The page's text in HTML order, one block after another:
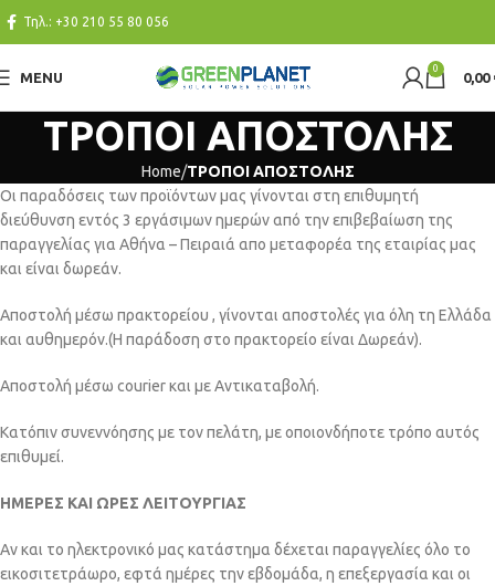
Τηλ.: +30 210 55 80 056
MENU
0
0,00
ΤΡΟΠΟΙ ΑΠΟΣΤΟΛΗΣ
Home ΤΡΟΠΟΙ ΑΠΟΣΤΟΛΗΣ
Οι παραδόσεις των προϊόντων μας γίνονται στη επιθυμητή
διεύθυνση εντός 3 εργάσιμων ημερών από την επιβεβαίωση της
παραγγελίας για Αθήνα – Πειραιά απο μεταφορέα της εταιρίας μας
και είναι δωρεάν.
Αποστολή μέσω πρακτορείου , γίνονται αποστολές για όλη τη Ελλάδα
και αυθημερόν.(Η παράδοση στο πρακτορείο είναι Δωρεάν).
Αποστολή μέσω courier και με Αντικαταβολή.
Κατόπιν συνεννόησης με τον πελάτη, με οποιονδήποτε τρόπο αυτός
επιθυμεί.
ΗΜΕΡΕΣ ΚΑΙ ΩΡΕΣ ΛΕΙΤΟΥΡΓΙΑΣ
Αν και το ηλεκτρονικό μας κατάστημα δέχεται παραγγελίες όλο το
εικοσιτετράωρο, εφτά ημέρες την εβδομάδα, η επεξεργασία και οι